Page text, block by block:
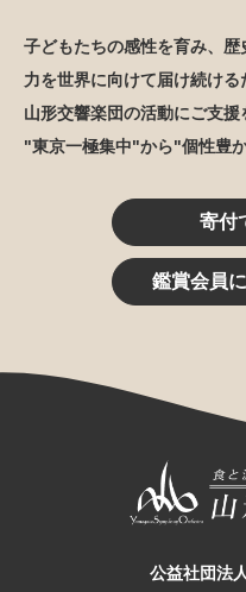
子どもたちの感性を育み、
力を世界に向けて届け続ける
山形交響楽団の活動にご支
"東京一極集中"から"個性豊
寄付
鑑賞会員
公益社団法